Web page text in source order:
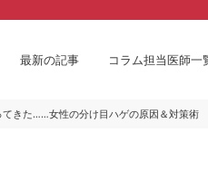
最新の記事 コラム担当医師一
てきた……女性の分け目ハゲの原因＆対策術